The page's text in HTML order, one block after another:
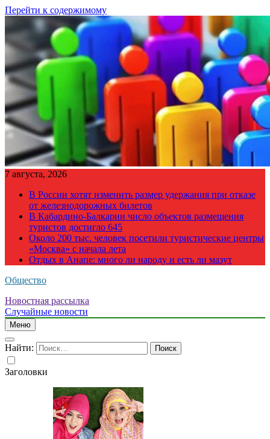
Перейти к содержимому
7 августа, 2026
В России хотят изменить размер удержания при отказе
от железнодорожных билетов
В Кабардино-Балкарии число объектов размещения
туристов достигло 645
Около 200 тыс. человек посетили туристические центры
«Москва» с начала лета
Отдых в Анапе: много ли народу и есть ли мазут
Общество
Новостная рассылка
Случайные новости
Меню
Найти:
Заголовки